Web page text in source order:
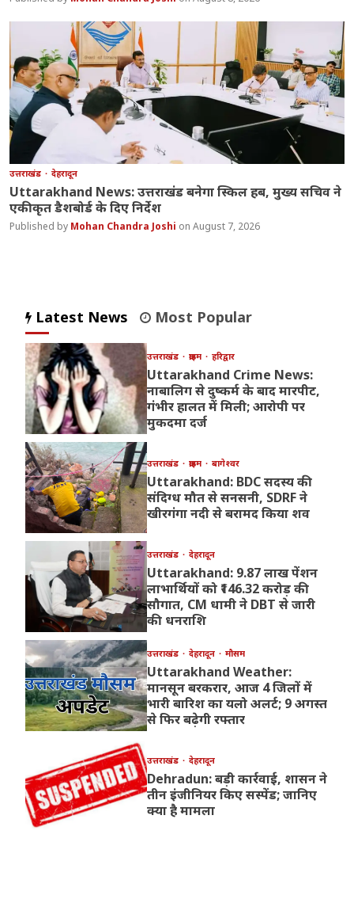
उत्तराखंड देहरादून
Uttarakhand News: उत्तराखंड बनेगा स्किल हब, मुख्य सचिव ने
एकीकृत डैशबोर्ड के दिए निर्देश
Mohan Chandra Joshi August 7, 2026
Latest News Most Popular
उत्तराखंड क्राइम हरिद्वार
Uttarakhand Crime News:
नाबालिग से दुष्कर्म के बाद मारपीट,
गंभीर हालत में मिली; आरोपी पर
मुकदमा दर्ज
उत्तराखंड क्राइम बागेश्वर
Uttarakhand: BDC सदस्य की
संदिग्ध मौत से सनसनी, SDRF ने
खीरगंगा नदी से बरामद किया शव
उत्तराखंड देहरादून
Uttarakhand: 9.87 लाख पेंशन
लाभार्थियों को ₹146.32 करोड़ की
सौगात, CM धामी ने DBT से जारी
की धनराशि
उत्तराखंड देहरादून मौसम
Uttarakhand Weather:
मानसून बरकरार, आज 4 जिलों में
भारी बारिश का यलो अलर्ट; 9 अगस्त
से फिर बढ़ेगी रफ्तार
उत्तराखंड देहरादून
Dehradun: बड़ी कार्रवाई, शासन ने
तीन इंजीनियर किए सस्पेंड; जानिए
क्या है मामला